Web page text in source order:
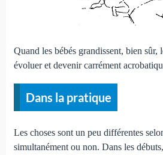
Quand les bébés grandissent, bien sûr,
évoluer et devenir carrément
Dans la pratique
Les choses sont un peu différentes
simultanément ou non. Dans les